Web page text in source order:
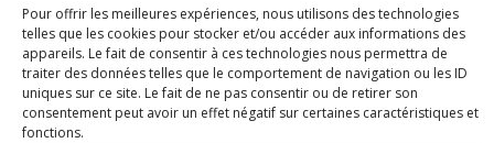
Pour offrir les meilleures expériences, nous utilisons des technologies
telles que les cookies pour stocker et/ou accéder aux informations des
appareils. Le fait de consentir à ces technologies nous permettra de
traiter des données telles que le comportement de navigation ou les ID
uniques sur ce site. Le fait de ne pas consentir ou de retirer son
consentement peut avoir un effet négatif sur certaines caractéristiques et
fonctions.
ARCHIVES
Naviguer dans les archives